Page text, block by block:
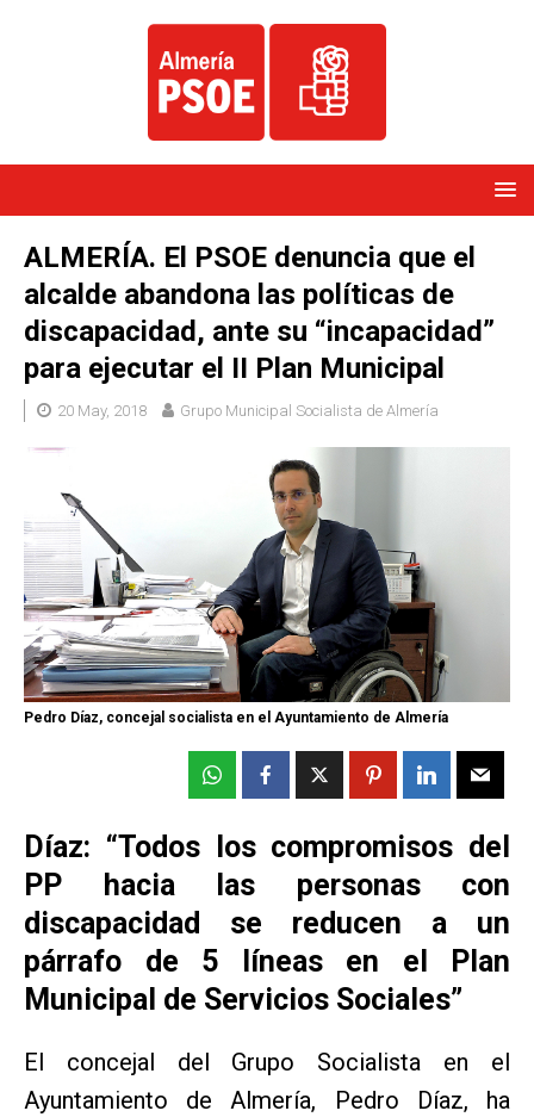
ALMERÍA. El PSOE denuncia que el
alcalde abandona las políticas de
discapacidad, ante su “incapacidad”
para ejecutar el II Plan Municipal
20 May, 2018 Grupo Municipal Socialista de Almería
Pedro Díaz, concejal socialista en el Ayuntamiento de Almería
Díaz: “Todos los compromisos del
PP hacia las personas con
discapacidad se reducen a un
párrafo de 5 líneas en el Plan
Municipal de Servicios Sociales”
El concejal del Grupo Socialista en el
Ayuntamiento de Almería, Pedro Díaz, ha